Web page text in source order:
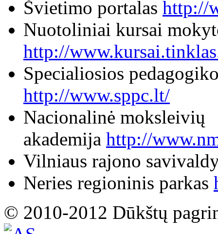
Švietimo portalas http://
Nuotoliniai kursai
http://
Specialiosios
http://www.sppc.lt/
Nacionalinė moksleivių
akademija http://
Vilniaus rajono
Neries regioninis parkas
© 2010-2012 Dūkštų